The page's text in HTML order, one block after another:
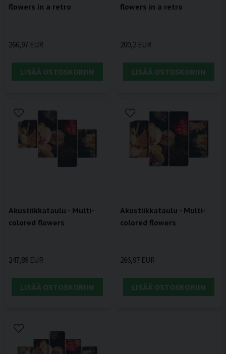
flowers in a retro
266,97 EUR
LISÄÄ OSTOSKORIIN
flowers in a retro
200,2 EUR
LISÄÄ OSTOSKORIIN
Akustiikkataulu - Multi-
colored flowers
247,89 EUR
LISÄÄ OSTOSKORIIN
Akustiikkataulu - Multi-
colored flowers
266,97 EUR
LISÄÄ OSTOSKORIIN